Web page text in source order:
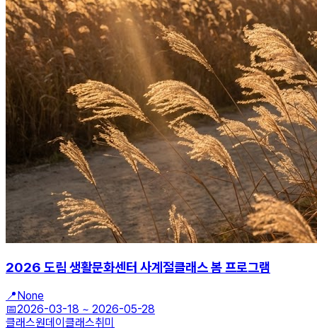
2026 도림 생활문화센터 사계절클래스 봄 프로그램
📍None
📅2026-03-18 ~ 2026-05-28
클래스원데이클래스취미